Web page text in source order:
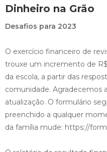
Dinheiro na Grão
Desafios para 2023
O exercício financeiro de
trouxe um incremento de
da escola, a partir das
comunidade. Agradecemos
atualização. O formulário
preenchido a qualquer
da família mude: https://